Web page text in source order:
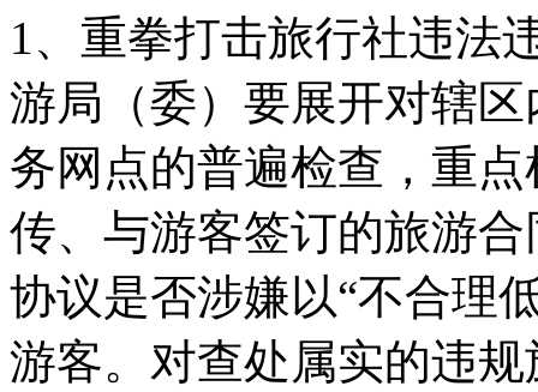
1、重拳打击旅行社违法
游局（委）要展开对辖
务网点的普遍检查，重
传、与游客签订的旅游
协议是否涉嫌以“不合理
游客。对查处属实的违